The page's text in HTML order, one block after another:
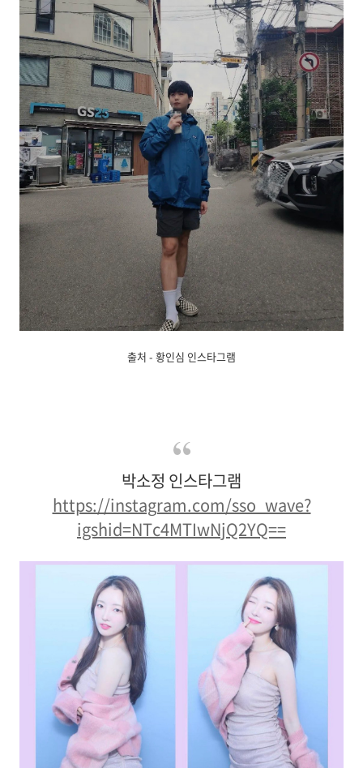
출처 - 황인심 인스타그램
박소정 인스타그램
https://instagram.com/sso_wave?
igshid=NTc4MTIwNjQ2YQ==